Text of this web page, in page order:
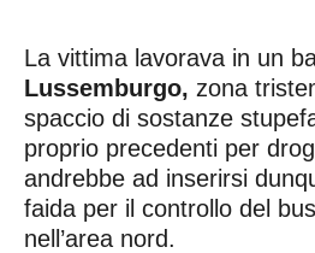
La vittima lavorava in un
Lussemburgo, zona
spaccio di sostanze
proprio precedenti per
andrebbe ad inserirsi
faida per il controllo del
nell’area nord.